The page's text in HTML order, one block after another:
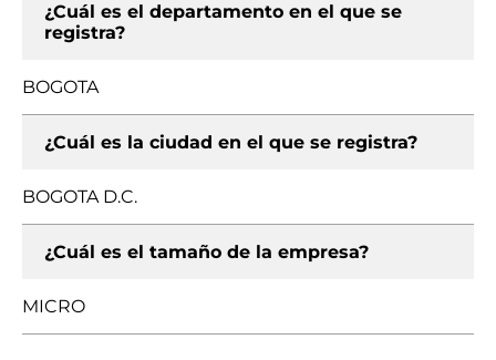
¿Cuál es el departamento en el que se
registra?
BOGOTA
¿Cuál es la ciudad en el que se registra?
BOGOTA D.C.
¿Cuál es el tamaño de la empresa?
MICRO